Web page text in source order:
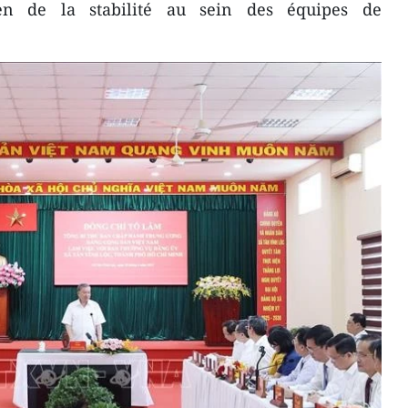
de la stabilité au sein des équipes de